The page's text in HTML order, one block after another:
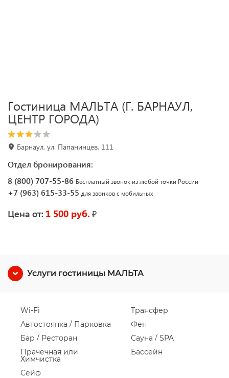
Гостиница МАЛЬТА (Г. БАРНАУЛ,
ЦЕНТР ГОРОДА)
Барнаул, ул. Папанинцев, 111
Отдел бронирования:
8 (800) 707-55-86 Бесплатный звонок из любой точки России
+7 (963) 615-33-55 для звонков с мобильных
Цена от: 1 500 руб. ₽
Услуги гостиницы МАЛЬТА
Wi-Fi
Автостоянка / Парковка
Бар / Ресторан
Прачечная или
Химчистка
Сейф
Трансфер
Фен
Сауна / SPA
Бассейн